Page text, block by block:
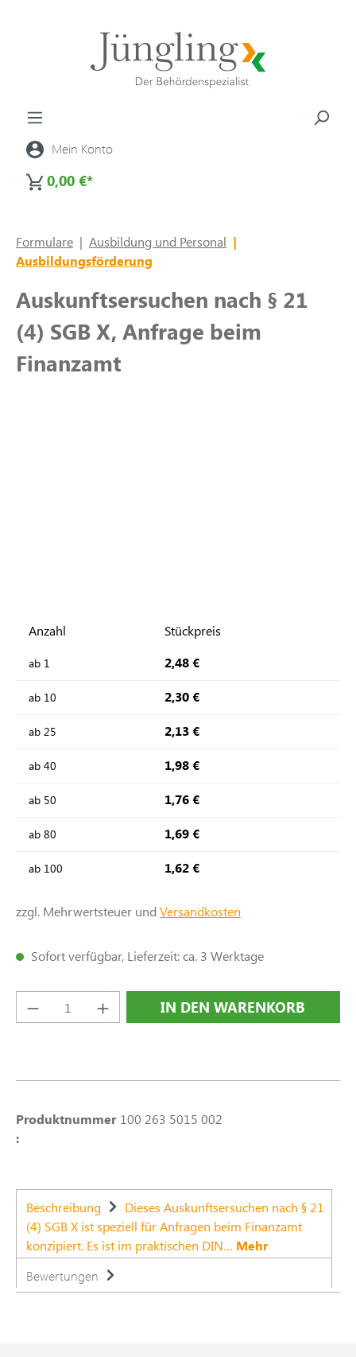
Mein Konto
0,00 €*
Formulare | Ausbildung und Personal |
Ausbildungsförderung
Auskunftsersuchen nach § 21
(4) SGB X, Anfrage beim
Finanzamt
Anzahl Stückpreis
ab 1 2,48 €
ab 10 2,30 €
ab 25 2,13 €
ab 40 1,98 €
ab 50 1,76 €
ab 80 1,69 €
ab 100 1,62 €
zzgl. Mehrwertsteuer und Versandkosten
Sofort verfügbar, Lieferzeit: ca. 3 Werktage
Produkt Anzahl: Gib den gewünschten
IN DEN WARENKORB
Produktnummer
:
100 263 5015 002
Beschreibung
Dieses Auskunftsersuchen nach § 21
(4) SGB X ist speziell für Anfragen beim Finanzamt
konzipiert. Es ist im praktischen DIN… Mehr
Bewertungen